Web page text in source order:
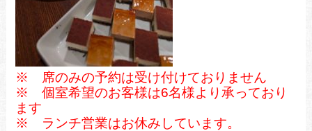
※ 席のみの予約は受け付けておりません
※ 個室希望のお客様は6名様より承っており
ます
※ ランチ営業はお休みしています。